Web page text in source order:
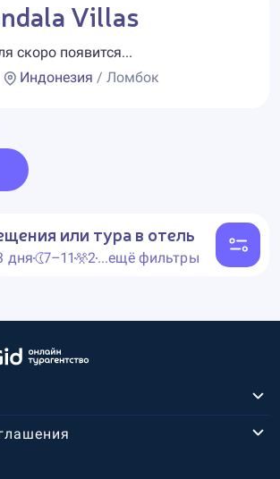
Villas
скоро появится...
Индонезия / Ломбок
или тура в отель
дня 7–11 2...ещё фильтры